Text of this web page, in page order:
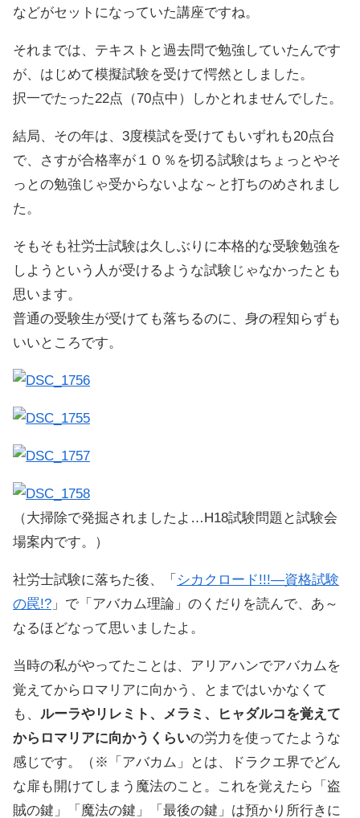
などがセットになっていた講座ですね。
それまでは、テキストと過去問で勉強していたんです
が、はじめて模擬試験を受けて愕然としました。
択一でたった22点（70点中）しかとれませんでした。
結局、その年は、3度模試を受けてもいずれも20点台
で、さすが合格率が１０％を切る試験はちょっとやそ
っとの勉強じゃ受からないよな～と打ちのめされまし
た。
そもそも社労士試験は久しぶりに本格的な受験勉強を
しようという人が受けるような試験じゃなかったとも
思います。
普通の受験生が受けても落ちるのに、身の程知らずも
いいところです。
（大掃除で発掘されましたよ…H18試験問題と試験会
場案内です。）
社労士試験に落ちた後、「 シカクロード!!!―資格試験
の罠!? 」で「アバカム理論」のくだりを読んで、あ～
なるほどなって思いましたよ。
当時の私がやってたことは、アリアハンでアバカムを
覚えてからロマリアに向かう、とまではいかなくて
も、 ルーラやリレミト、メラミ、ヒャダルコを覚えて
からロマリアに向かうくらいの労力を使ってたような
感じです。（※「アバカム」とは、ドラクエ界でどん
な扉も開けてしまう魔法のこと。これを覚えたら「盗
賊の鍵」「魔法の鍵」「最後の鍵」は預かり所行きに